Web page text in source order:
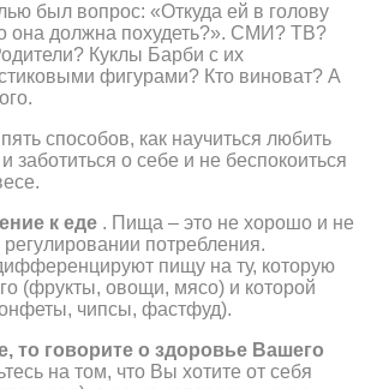
был вопрос: «Откуда ей в голову
она должна похудеть?». СМИ? ТВ?
Куклы Барби с их
фигурами? Кто виноват? А
способов, как научиться любить
заботиться о себе и не беспокоиться
к еде . Пища – это не хорошо и не
регулировании потребления.
пищу на ту, которую
(фрукты, овощи, мясо) и которой
чипсы, фастфуд).
говорите о здоровье Вашего
на том, что Вы хотите от себя